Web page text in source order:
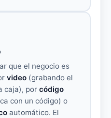
que el negocio es
video (grabando el
caja), porcódigo
con un código) o
automático. El